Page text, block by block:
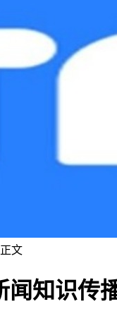
文
闻知识传